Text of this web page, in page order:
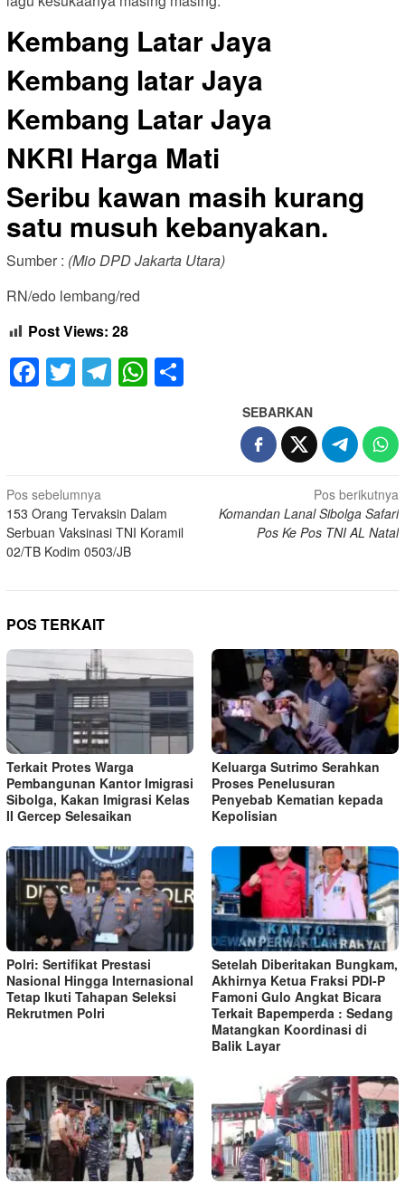
Kembang Latar Jaya
Kembang latar Jaya
Kembang Latar Jaya
NKRI Harga Mati
Seribu kawan masih kurang
satu musuh kebanyakan.
Sumber : (Mio DPD Jakarta Utara)
RN/edo lembang/red
Post Views: 28
Facebook
Twitter
Telegram
WhatsApp
SEBARKAN
Navigasi
pos
Pos sebelumnya
153 Orang Tervaksin Dalam
Serbuan Vaksinasi TNI Koramil
02/TB Kodim 0503/JB
Pos berikutnya
Komandan Lanal Sibolga Safari
Pos Ke Pos TNI AL Natal
POS TERKAIT
Terkait Protes Warga
Pembangunan Kantor Imigrasi
Sibolga, Kakan Imigrasi Kelas
II Gercep Selesaikan
Keluarga Sutrimo Serahkan
Proses Penelusuran
Penyebab Kematian kepada
Kepolisian
Polri: Sertifikat Prestasi
Nasional Hingga Internasional
Tetap Ikuti Tahapan Seleksi
Rekrutmen Polri
Setelah Diberitakan Bungkam,
Akhirnya Ketua Fraksi PDI-P
Famoni Gulo Angkat Bicara
Terkait Bapemperda : Sedang
Matangkan Koordinasi di
Balik Layar